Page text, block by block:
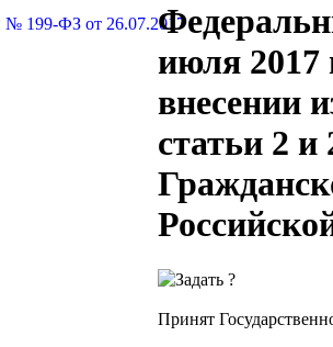
№ 199-ФЗ от 26.07.2017
июля
внесении
статьи 2 и
Принят